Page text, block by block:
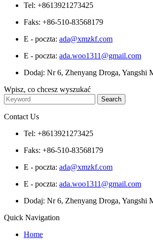
Tel: +8613921273425
Faks: +86-510-83568179
E - poczta: ada@xmzkf.com
E - poczta: ada.woo1311@gmail.com
Dodaj: Nr 6, Zhenyang Droga, Yangshi
Wpisz, co chcesz wyszukać
Contact Us
Tel: +8613921273425
Faks: +86-510-83568179
E - poczta: ada@xmzkf.com
E - poczta: ada.woo1311@gmail.com
Dodaj: Nr 6, Zhenyang Droga, Yangshi
Quick Navigation
Home